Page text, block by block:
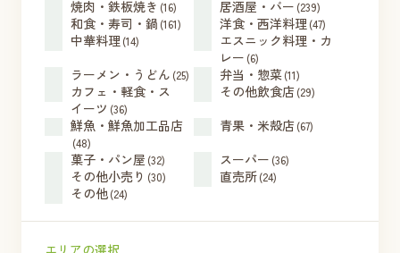
焼肉・鉄板焼き (16) 居酒屋・バー (239)
和食・寿司・鍋 (161) 洋食・西洋料理 (47)
中華料理 (14)
エスニック料理・カ
レー (6)
ラーメン・うどん (25) 弁当・惣菜(11)
カフェ・軽食・ス
イーツ (36)
その他飲食店(29)
鮮魚・鮮魚加工品店
(48)
青果・米殻店(67)
菓子・パン屋 (32) スーパー (36)
その他小売り (30) 直売所(24)
その他(24)
エリアの選択